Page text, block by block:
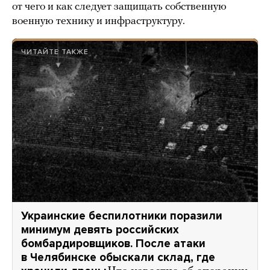
от чего и как следует защищать собственную
военную технику и инфраструктуру.
ЧИТАЙТЕ ТАКЖЕ
Украинские беспилотники поразили
минимум девять российских
бомбардировщиков. После атаки
в Челябинске обыскали склад, где